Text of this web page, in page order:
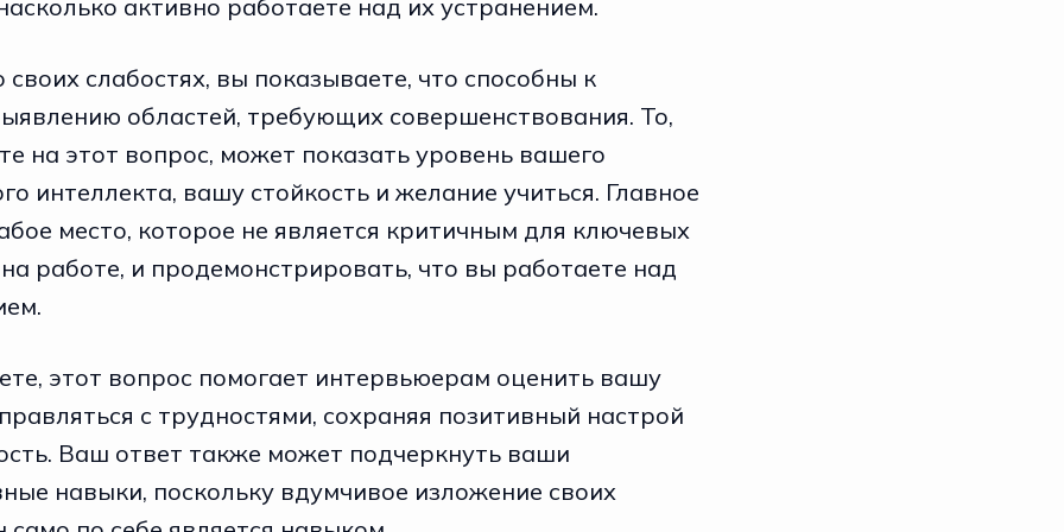
активно работаете над их устранением.
своих слабостях, вы показываете, что способны к
областей, требующих совершенствования. То,
на этот вопрос, может показать уровень вашего
интеллекта, вашу стойкость и желание учиться. Главное
место, которое не является критичным для ключевых
работе, и продемонстрировать, что вы работаете над
этот вопрос помогает интервьюерам оценить вашу
с трудностями, сохраняя позитивный настрой
Ваш ответ также может подчеркнуть ваши
навыки, поскольку вдумчивое изложение своих